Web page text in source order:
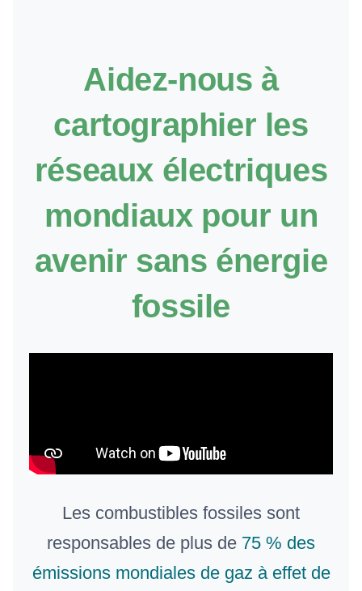
Aidez-nous à
cartographier les
réseaux électriques
mondiaux pour un
avenir sans énergie
fossile
Les combustibles fossiles sont
responsables de plus de 75 % des
émissions mondiales de gaz à effet de